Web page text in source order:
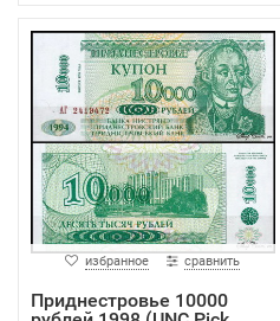
избранное сравнить
Приднестровье 10000